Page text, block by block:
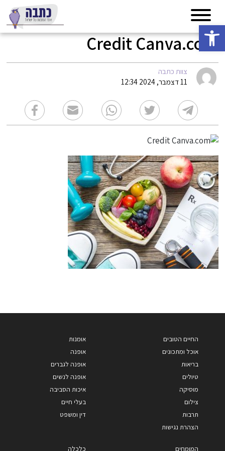
פתח סרגל נגישות
Credit Canva.com
צוות כתבה
11 דצמבר, 2024 12:34
החיים הטובים
אוכל ומתכונים
בריאות
טיולים
מוסיקה
צילום
תרבות
הצהרת נגישות
אומנות
אופנה
אופנה לגברים
אופנה לנשים
איכות הסביבה
בעלי חיים
דין ומשפט
המומחים כלכלה